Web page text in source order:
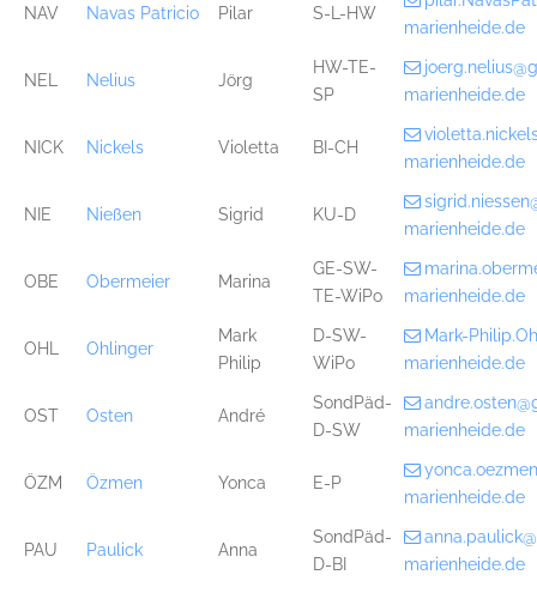
NAV Navas Patricio Pilar S-L-HW
marienheide.de
NEL Nelius Jörg
HW-TE-
SP
marienheide.de
NICK Nickels Violetta BI-CH
marienheide.de
NIE Nießen Sigrid KU-D
marienheide.de
OBE Obermeier Marina
GE-SW-
TE-WiPo
marienheide.de
OHL Ohlinger
Mark
Philip
D-SW-
WiPo
Mark-
marienheide.de
OST Osten André
SondPäd-
D-SW
marienheide.de
ÖZM Özmen Yonca E-P
marienheide.de
PAU Paulick Anna
SondPäd-
D-BI
marienheide.de